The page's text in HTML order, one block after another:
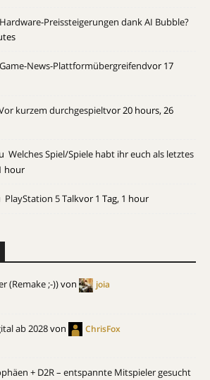
Hardware-Preissteigerungen dank AI Bubble?
Game-News-Plattformübergreifendvor 17
kurzem durchgespieltvor 20 hours, 26
Welches Spiel/Spiele habt ihr euch als letztes
hour
PlayStation 5 Talkvor 1 Tag, 1 hour
(Remake ;-))von joia
ab 2028von ChrisFox
+ D2R – entspannte Mitspieler gesucht